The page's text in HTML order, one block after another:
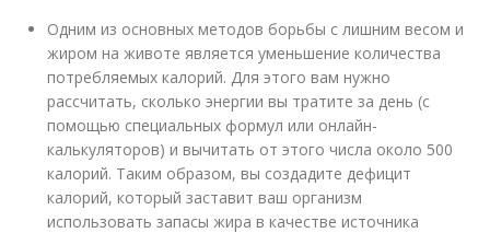
Одним из основных методов борьбы с лишним весом и
жиром на животе является уменьшение количества
потребляемых калорий. Для этого вам нужно
рассчитать, сколько энергии вы тратите за день (с
помощью специальных формул или онлайн-
калькуляторов) и вычитать от этого числа около 500
калорий. Таким образом, вы создадите дефицит
калорий, который заставит ваш организм
использовать запасы жира в качестве источника